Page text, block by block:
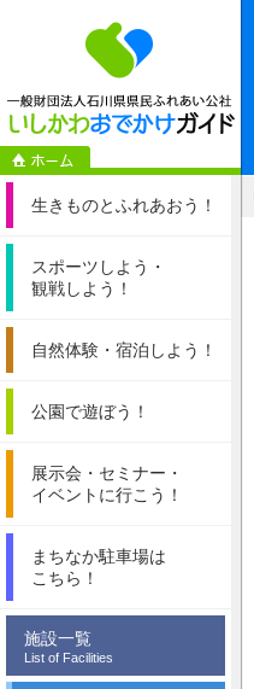
生きものとふれあおう！
スポーツしよう・
観戦しよう！
自然体験・ 宿泊しよう！
公園で遊ぼう！
展示会・セミナー・
イベントに行こう！
まちなか駐車場は
こちら！
施設一覧
List of Facilities